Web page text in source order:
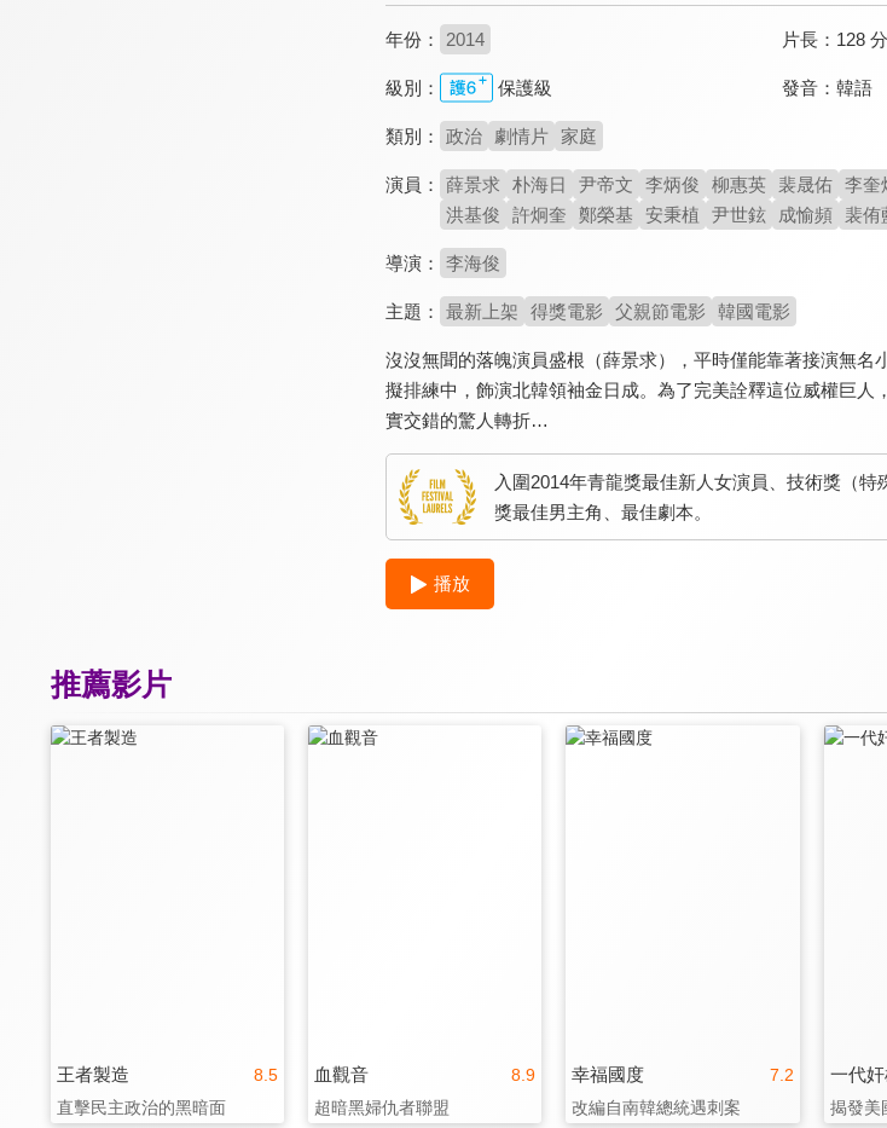
年份： 2014 片長： 128
級別： 保護級 發音： 韓語
類別： 政治 劇情片 家庭
演員： 薛景求 朴海日 尹帝文 李炳俊 柳惠英 裴晟佑 李奎
洪基俊
許炯奎 鄭榮基 安秉植 尹世鉉 成愉頻 裴侑
導演： 李海俊
主題： 最新上架 得獎電影 父親節電影 韓國電影
沒沒無聞的落魄演員盛根（薛景求），平時僅能靠著接演無
擬排練中，飾演北韓領袖金日成。為了完美詮釋這位威權巨
實交錯的驚人轉折…
入圍2014年青龍獎最佳新人女演員、技術獎（
獎最佳男主角、最佳劇本。
播放
推薦影片
8.5
王者製造
直擊民主政治的黑暗面
8.9
血觀音
超暗黑婦仇者聯盟
7.2
幸福國度
改編自南韓總統遇刺案
一代
揭發美